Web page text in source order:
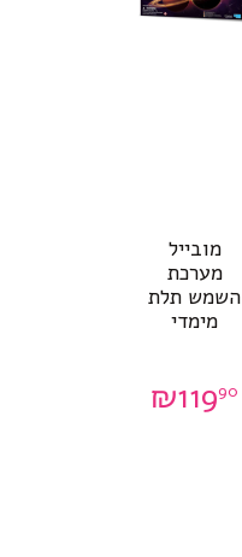
מובייל
מערכת
השמש תלת
מימדי
₪11990